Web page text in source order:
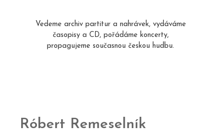
Vedeme archiv partitur a nahrávek, vydáváme
časopisy a CD, pořádáme koncerty,
propagujeme současnou českou hudbu.
Róbert Remeselník